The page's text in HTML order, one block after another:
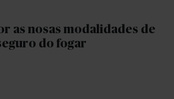
as nosas modalidades de
do fogar